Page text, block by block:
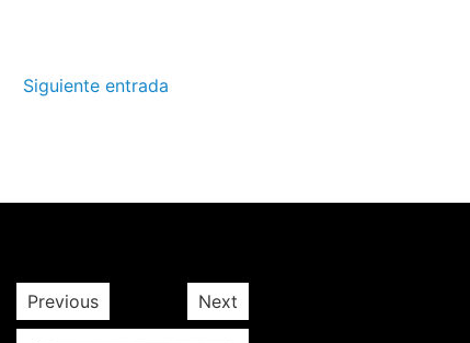
Siguiente entrada
Previous Next